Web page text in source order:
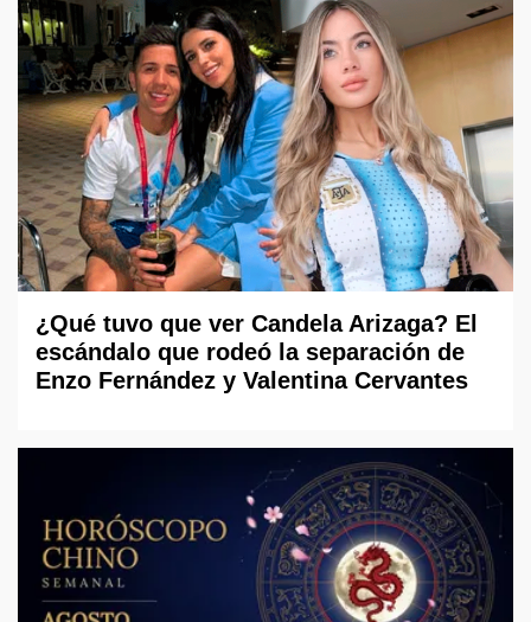
¿Qué tuvo que ver Candela Arizaga? El
escándalo que rodeó la separación de
Enzo Fernández y Valentina Cervantes